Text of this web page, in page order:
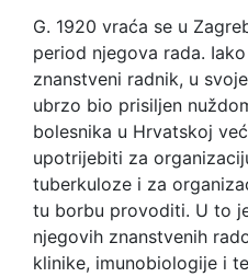
G. 1920 vraća se u
period njegova rada.
znanstveni radnik, u
ubrzo bio prisiljen
bolesnika u Hrvatskoj
upotrijebiti za
tuberkuloze i za
tu borbu provoditi. U to
njegovih znanstvenih
klinike, imunobiologije i